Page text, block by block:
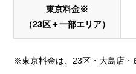
東京料金※
（23区＋一部エリア）
※東京料金は、23区・大島店・